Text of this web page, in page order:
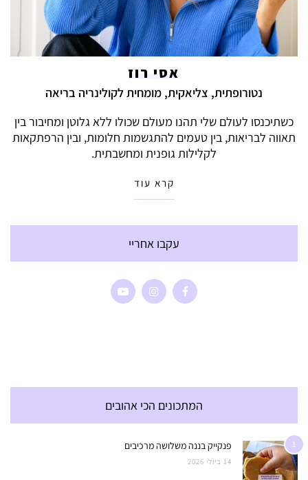
אסי רוז
נטורופתית, צליאקית, מומחית לקולינריה בריאה
כשתיכנסו לעולם שלי תהנו מעולם שכולו ללא גלוטן ומחיבור בין
תאווה לבריאות, בין טעמים להתגשמות חלומות, ובין הרפתקאות
לקלילות גופנית ומחשבתית.
קרא עוד
עקבו אחריי
המתכונים הכי אהובים
1 פנקייק בננה משלושה מרכיבים
14 ביולי 2026